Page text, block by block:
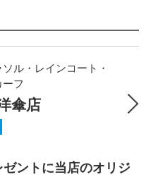
ル・レインコート・
フ
傘店
ントに当店のオリジ